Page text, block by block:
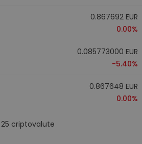
0.867692 EUR
0.00%
0.085773000 EUR
-5.40%
0.867648 EUR
0.00%
25 criptovalute